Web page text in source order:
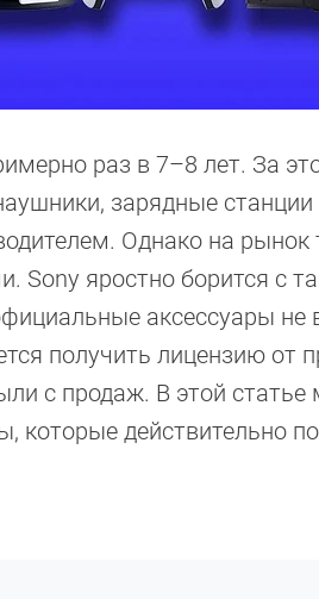
раз в 7–8 лет. За
зарядные станции
Однако на рынок
яростно борится с
аксессуары не
получить лицензию от
с продаж. В этой
которые действительно